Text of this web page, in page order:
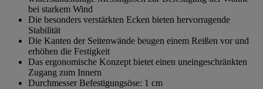
bei starkem Wind
Die besonders verstärkten Ecken bieten hervorragende
Stabilität
Die Kanten der Seitenwände beugen einem Reißen vor und
erhöhen die Festigkeit
Das ergonomische Konzept bietet einen uneingeschränkten
Zugang zum Innern
Durchmesser Befestigungsöse: 1 cm